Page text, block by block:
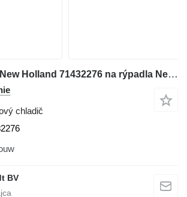
Olejový chladič New Holland 71432276 na rýpadla New Holland FH450
chladič
BV